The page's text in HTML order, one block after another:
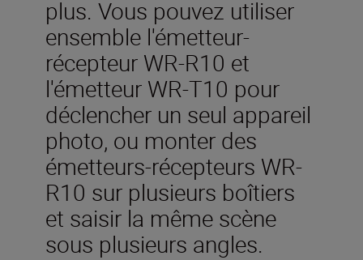
plus. Vous pouvez utiliser
ensemble l'émetteur-
récepteur WR-R10 et
l'émetteur WR-T10 pour
déclencher un seul appareil
photo, ou monter des
émetteurs-récepteurs WR-
R10 sur plusieurs boîtiers
et saisir la même scène
sous plusieurs angles.